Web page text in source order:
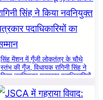
सिंह मेंशन में गूँजी लोकतंत्र के चौथे
स्तंभ की गूँज, विधायक रागिनी सिंह ने
किया नवनियुक्त पत्रकार पदाधिकारियों
का सम्मान